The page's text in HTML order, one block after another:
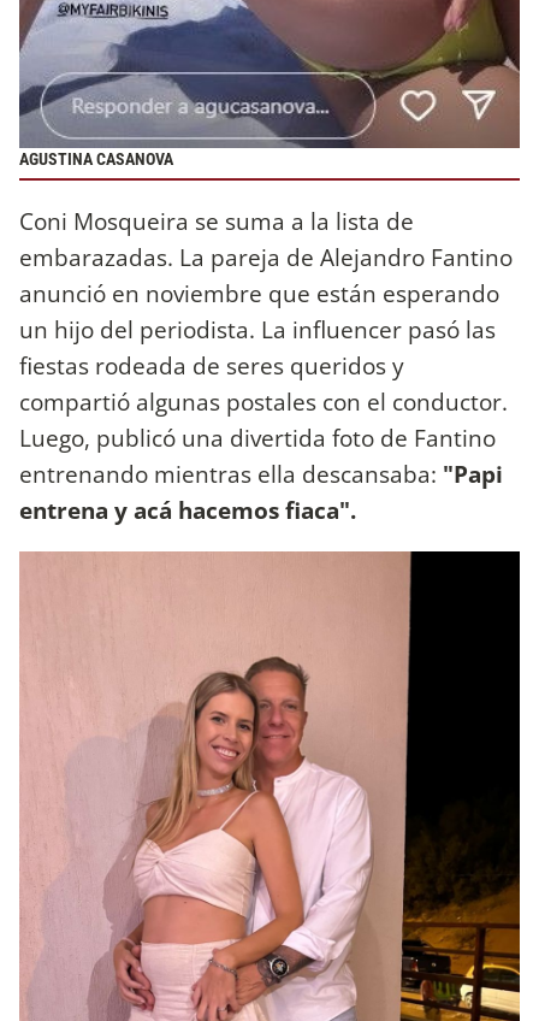
AGUSTINA CASANOVA
Coni Mosqueira se suma a la lista de
embarazadas. La pareja de Alejandro Fantino
anunció en noviembre que están esperando
un hijo del periodista. La influencer pasó las
fiestas rodeada de seres queridos y
compartió algunas postales con el conductor.
Luego, publicó una divertida foto de Fantino
entrenando mientras ella descansaba: "Papi
entrena y acá hacemos fiaca".